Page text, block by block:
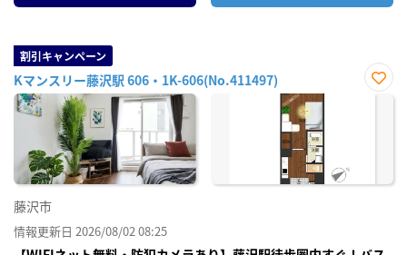
割引キャンペーン
Kマンスリー藤沢駅 606・1K-606(No.411497)
お気
藤沢市
情報更新日 2026/08/02 08:25